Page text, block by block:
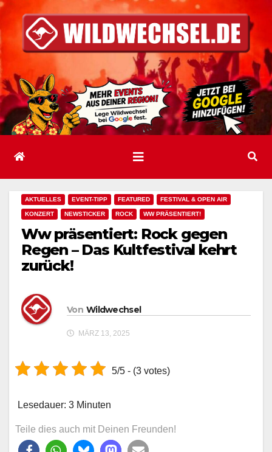
Inhalt
springen
AKTUELLES EVENT-TIPP FEATURED FESTIVAL & OPEN AIR
KONZERT NEWSTICKER ROCK WW PRÄSENTIERT!
Ww präsentiert: Rock gegen
Regen – Das Kultfestival kehrt
zurück!
Von Wildwechsel
MÄRZ 13, 2025
5/5 - (3 votes)
Lesedauer: 3 Minuten
Teile dies auch mit Deinen Freunden!